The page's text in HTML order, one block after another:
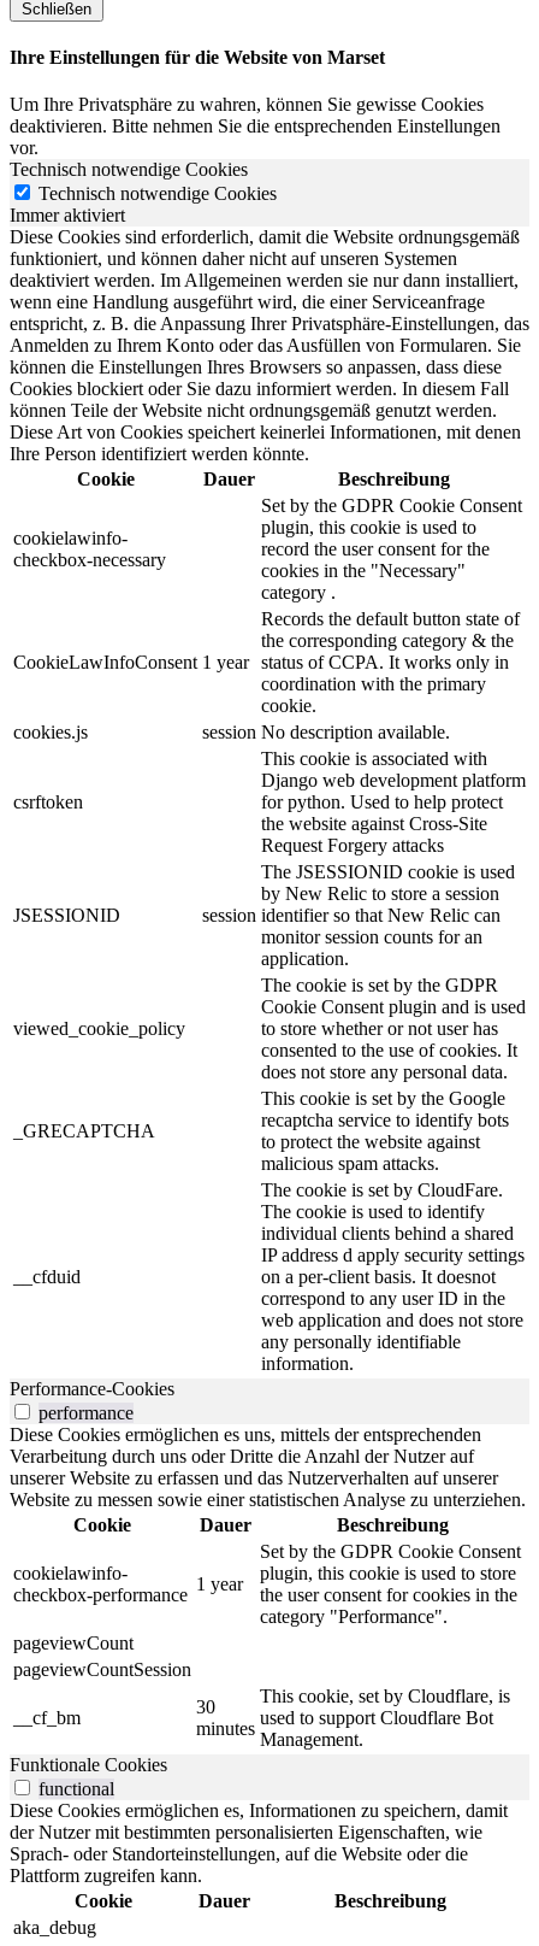
Schließen
Ihre Einstellungen für die Website von Marset
Um Ihre Privatsphäre zu wahren, können Sie gewisse Cookies
deaktivieren. Bitte nehmen Sie die entsprechenden Einstellungen
vor.
Technisch notwendige Cookies
Technisch notwendige Cookies
Immer aktiviert
Diese Cookies sind erforderlich, damit die Website ordnungsgemäß
funktioniert, und können daher nicht auf unseren Systemen
deaktiviert werden. Im Allgemeinen werden sie nur dann installiert,
wenn eine Handlung ausgeführt wird, die einer Serviceanfrage
entspricht, z. B. die Anpassung Ihrer Privatsphäre-Einstellungen, das
Anmelden zu Ihrem Konto oder das Ausfüllen von Formularen. Sie
können die Einstellungen Ihres Browsers so anpassen, dass diese
Cookies blockiert oder Sie dazu informiert werden. In diesem Fall
können Teile der Website nicht ordnungsgemäß genutzt werden.
Diese Art von Cookies speichert keinerlei Informationen, mit denen
Ihre Person identifiziert werden könnte.
Cookie
Dauer Beschreibung
cookielawinfo-
checkbox-necessary
Set by the GDPR Cookie Consent
plugin, this cookie is used to
record the user consent for the
cookies in the "Necessary"
category .
CookieLawInfoConsent 1 year
Records the default button state of
the corresponding category & the
status of CCPA. It works only in
coordination with the primary
cookie.
cookies.js
session No description available.
csrftoken
This cookie is associated with
Django web development platform
for python. Used to help protect
the website against Cross-Site
Request Forgery attacks
JSESSIONID session
The JSESSIONID cookie is used
by New Relic to store a session
identifier so that New Relic can
monitor session counts for an
application.
viewed_cookie_policy
The cookie is set by the GDPR
Cookie Consent plugin and is used
to store whether or not user has
consented to the use of cookies. It
does not store any personal data.
_GRECAPTCHA
This cookie is set by the Google
recaptcha service to identify bots
to protect the website against
malicious spam attacks.
__cfduid
The cookie is set by CloudFare.
The cookie is used to identify
individual clients behind a shared
IP address d apply security settings
on a per-client basis. It doesnot
correspond to any user ID in the
web application and does not store
any personally identifiable
information.
Performance-Cookies
performance
Diese Cookies ermöglichen es uns, mittels der entsprechenden
Verarbeitung durch uns oder Dritte die Anzahl der Nutzer auf
unserer Website zu erfassen und das Nutzerverhalten auf unserer
Website zu messen sowie einer statistischen Analyse zu unterziehen.
Cookie
Dauer Beschreibung
cookielawinfo-
checkbox-performance
1 year
Set by the GDPR Cookie Consent
plugin, this cookie is used to store
the user consent for cookies in the
category "Performance".
pageviewCount
pageviewCountSession
__cf_bm
30
minutes
This cookie, set by Cloudflare, is
used to support Cloudflare Bot
Management.
Funktionale Cookies
functional
Diese Cookies ermöglichen es, Informationen zu speichern, damit
der Nutzer mit bestimmten personalisierten Eigenschaften, wie
Sprach- oder Standorteinstellungen, auf die Website oder die
Plattform zugreifen kann.
Cookie
Dauer
Beschreibung
aka_debug